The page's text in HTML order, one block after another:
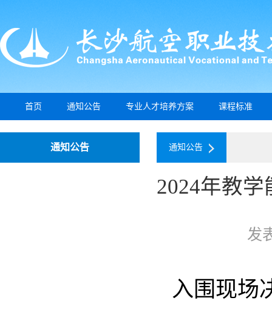
首页 通知公告 专业人才培养方案 课程标准
通知公告 通知公告
2024年教
发
入围现场